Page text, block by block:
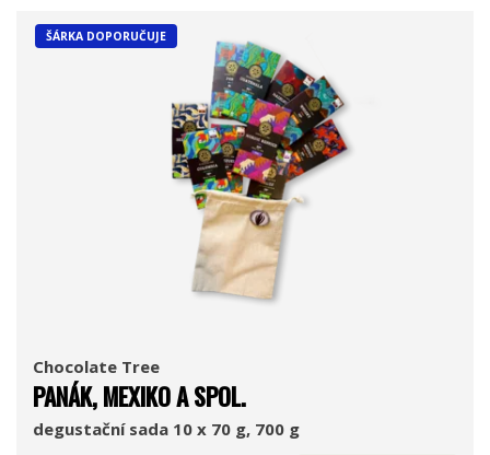
ŠÁRKA DOPORUČUJE
Chocolate Tree
PANÁK, MEXIKO A SPOL.
degustační sada 10 x 70 g, 700 g